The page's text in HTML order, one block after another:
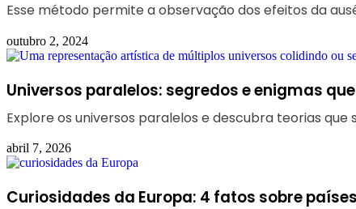
Esse método permite a observação dos efeitos da
outubro 2, 2024
Universos paralelos: segredos e enigmas
Explore os universos paralelos e descubra teorias
abril 7, 2026
Curiosidades da Europa: 4 fatos sobre